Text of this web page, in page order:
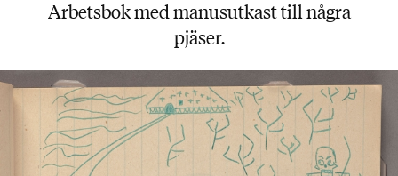
Arbetsbok med manusutkast till några
pjäser.